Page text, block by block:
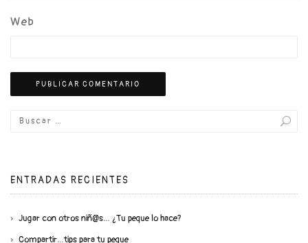
Web
ENTRADAS RECIENTES
Jugar con otros niñ@s… ¿Tu peque lo hace?
Compartir…tips para tu peque